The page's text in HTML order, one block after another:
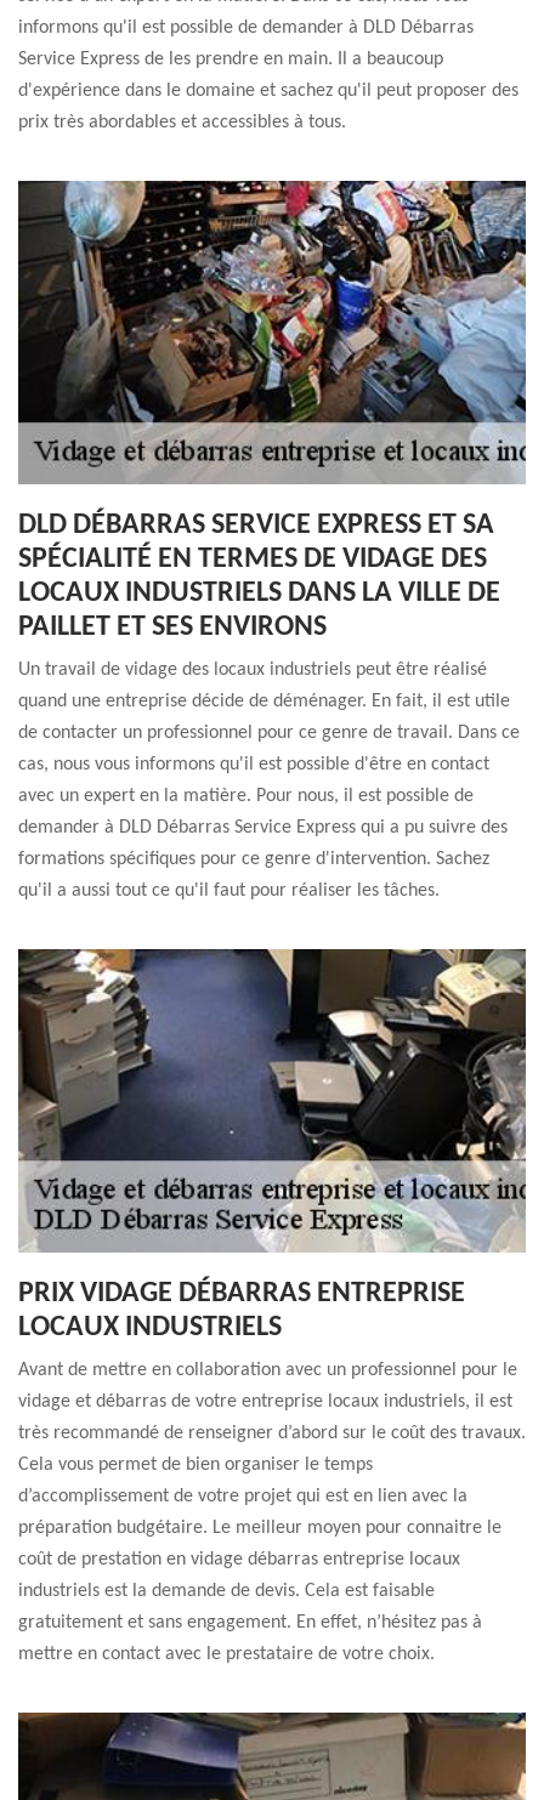
informons qu'il est possible de demander à DLD Débarras
Service Express de les prendre en main. Il a beaucoup
d'expérience dans le domaine et sachez qu'il peut proposer des
prix très abordables et accessibles à tous.
DLD DÉBARRAS SERVICE EXPRESS ET SA
SPÉCIALITÉ EN TERMES DE VIDAGE DES
LOCAUX INDUSTRIELS DANS LA VILLE DE
PAILLET ET SES ENVIRONS
Un travail de vidage des locaux industriels peut être réalisé
quand une entreprise décide de déménager. En fait, il est utile
de contacter un professionnel pour ce genre de travail. Dans ce
cas, nous vous informons qu'il est possible d'être en contact
avec un expert en la matière. Pour nous, il est possible de
demander à DLD Débarras Service Express qui a pu suivre des
formations spécifiques pour ce genre d'intervention. Sachez
qu'il a aussi tout ce qu'il faut pour réaliser les tâches.
PRIX VIDAGE DÉBARRAS ENTREPRISE
LOCAUX INDUSTRIELS
Avant de mettre en collaboration avec un professionnel pour le
vidage et débarras de votre entreprise locaux industriels, il est
très recommandé de renseigner d’abord sur le coût des travaux.
Cela vous permet de bien organiser le temps
d’accomplissement de votre projet qui est en lien avec la
préparation budgétaire. Le meilleur moyen pour connaitre le
coût de prestation en vidage débarras entreprise locaux
industriels est la demande de devis. Cela est faisable
gratuitement et sans engagement. En effet, n’hésitez pas à
mettre en contact avec le prestataire de votre choix.